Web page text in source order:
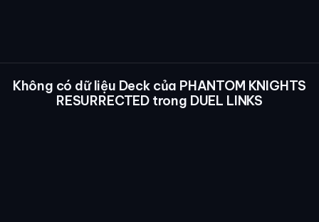
Không có dữ liệu Deck của PHANTOM KNIGHTS
RESURRECTED trong DUEL LINKS